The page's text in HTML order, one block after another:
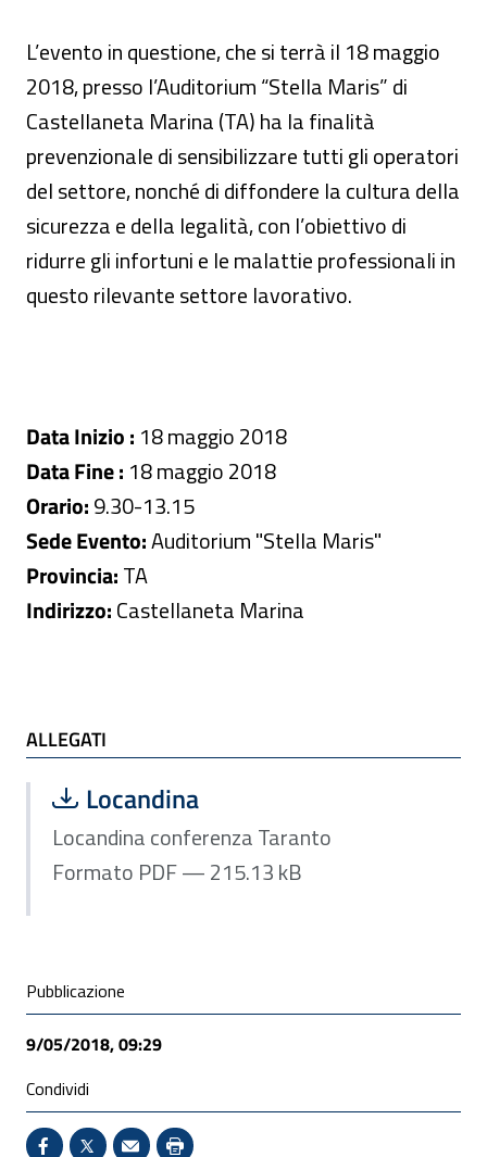
L’evento in questione, che si terrà il 18 maggio
2018, presso l’Auditorium “Stella Maris” di
Castellaneta Marina (TA) ha la finalità
prevenzionale di sensibilizzare tutti gli operatori
del settore, nonché di diffondere la cultura della
sicurezza e della legalità, con l’obiettivo di
ridurre gli infortuni e le malattie professionali in
questo rilevante settore lavorativo.
Data Inizio : 18 maggio 2018
Data Fine : 18 maggio 2018
Orario:9.30-13.15
Sede Evento:Auditorium "Stella Maris"
Provincia:TA
Indirizzo:Castellaneta Marina
ALLEGATI
ALLEGATI
Scarica file:
Locandina
Formato PDF — Dimensione 215.13 kB
Locandina conferenza Taranto
Formato PDF — 215.13 kB
Condivisione social
Pubblicazione
9/05/2018, 09:29
Condividi